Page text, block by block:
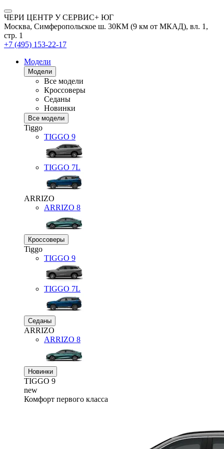
ЧЕРИ ЦЕНТР У СЕРВИС+ ЮГ
Москва, Симферопольское ш. 30КМ (9 км от МКАД), вл. 1,
стр. 1
+7 (495) 153-22-17
Модели
Модели
Все модели
Кроссоверы
Седаны
Новинки
Все модели
Tiggo
TIGGO 9
TIGGO 7L
ARRIZO
ARRIZO 8
Кроссоверы
Tiggo
TIGGO 9
TIGGO 7L
Седаны
ARRIZO
ARRIZO 8
Новинки
TIGGO 9
new
Комфорт первого класса